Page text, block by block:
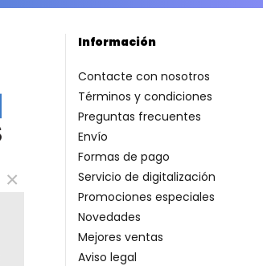
Información
Contacte con nosotros
Términos y condiciones
Preguntas frecuentes
Envío
Formas de pago
Servicio de digitalización
Promociones especiales
Novedades
Mejores ventas
Aviso legal
×